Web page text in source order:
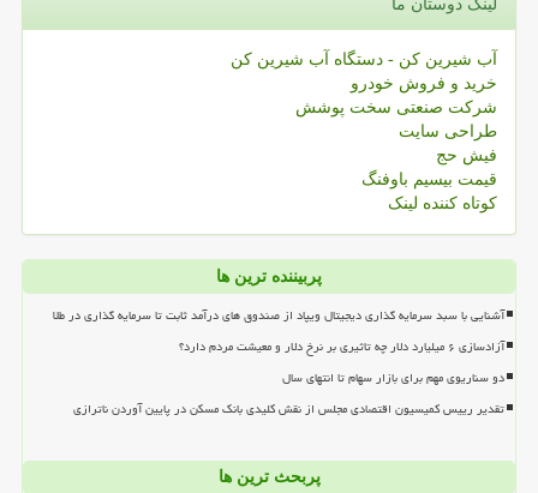
لینک دوستان ما
آب شیرین کن - دستگاه آب شیرین کن
خرید و فروش خودرو
شرکت صنعتی سخت پوشش
طراحی سایت
فیش حج
قیمت بیسیم باوفنگ
کوتاه کننده لینک
پربیننده ترین ها
آشنایی با سبد سرمایه گذاری دیجیتال ویپاد از صندوق های درآمد ثابت تا سرمایه گذاری در طلا
آزادسازی ۶ میلیارد دلار چه تاثیری بر نرخ دلار و معیشت مردم دارد؟
دو سناریوی مهم برای بازار سهام تا انتهای سال
تقدیر رییس کمیسیون اقتصادی مجلس از نقش کلیدی بانک مسکن در پایین آوردن ناترازی
پربحث ترین ها